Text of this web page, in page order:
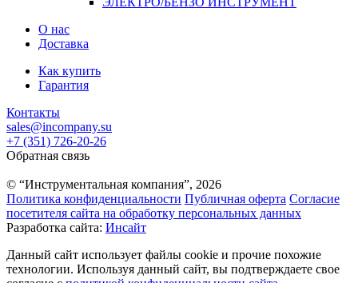
О нас
Доставка
Как купить
Гарантия
Контакты
sales@incompany.su
+7 (351) 726-20-26
Обратная связь
© “Инструментальная компания”, 2026
Политика конфиденциальности Публичная оферта Согласие
посетителя сайта на обработку персональных данных
Разработка сайта: Инсайт
Данный сайт использует файлы cookie и прочие похожие
технологии. Используя данный сайт, вы подтверждаете свое